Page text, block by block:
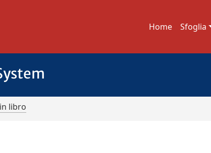
Home Sfoglia
libro